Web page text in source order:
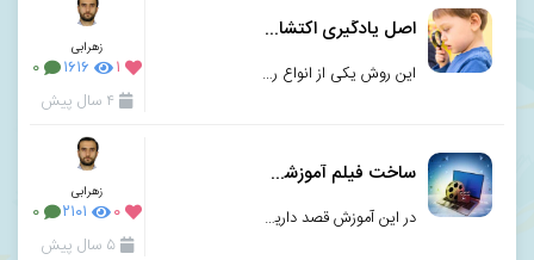
اصل یادگیری اکتشافی
این روش یکى از انواع روش هاى اساسى یادگیرى است که با عنوان هاى دیگرى همچون «آموزش اکتشافى&raqu
زهرابی
۱ ۱۶۱۶ ۰
۴ سال پیش
ساخت فیلم آموزشی موفق — راهنمای گام به گام و به زبان ساده
در این آموزش قصد داریم تا با بررسی نکاتی ساده، چگونگی ساخت فیلم آموزشی موفق را بررسی کنیم.
زهرابی
۰ ۲۱۰۱ ۰
۵ سال پیش